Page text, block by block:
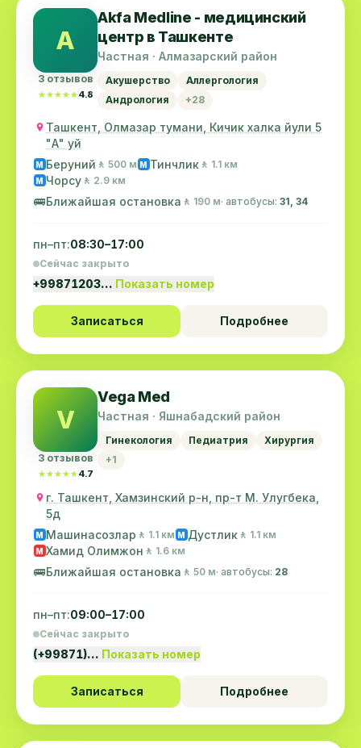
A
3 отзывов
★★★★★
★★★★★ 4.8
Akfa Medline - медицинский
центр в Ташкенте
Частная · Алмазарский район
Акушерство
Аллергология
Андрология
+28
Ташкент, Олмазар тумани, Кичик халка йули 5
"А" уй
M Беруний 🚶 500 м M Тинчлик 🚶 1.1 км
M Чорсу 🚶 2.9 км
🚌Ближайшая остановка 🚶 190 м· автобусы: 31, 34
пн–пт:08:30–17:00
Сейчас закрыто
+99871203… Показать номер
Записаться Подробнее
V
3 отзывов
★★★★★
★★★★★ 4.7
Vega Med
Частная · Яшнабадский район
Гинекология Педиатрия
Хирургия
+1
г. Ташкент, Хамзинский р-н, пр-т М. Улугбека,
5д
M Машинасозлар 🚶 1.1 км M Дустлик 🚶 1.1 км
M Хамид Олимжон 🚶 1.6 км
🚌Ближайшая остановка 🚶 50 м· автобусы: 28
пн–пт:09:00–17:00
Сейчас закрыто
(+99871)… Показать номер
Записаться Подробнее